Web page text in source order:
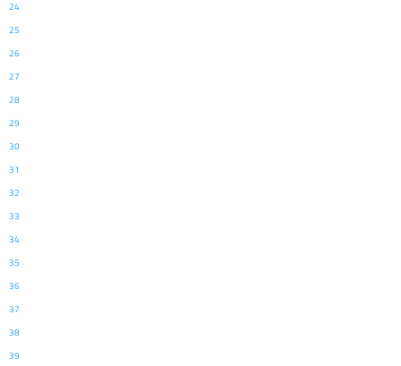
24
25
26
27
28
29
30
31
32
33
34
35
36
37
38
39